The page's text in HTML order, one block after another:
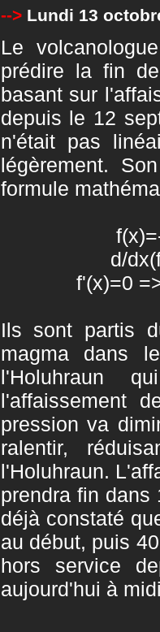
-->Lundi 13
Le
prédire la fin
basant sur
depuis le 12
n'était pas
légèrement.
formule
d/
f'(x)=0
Ils sont partis
magma dans
l'Holuhraun
l'affaissement
pression va
ralentir,
l'Holuhraun.
prendra fin
déjà constaté
au début, puis
hors service
aujourd'hui à